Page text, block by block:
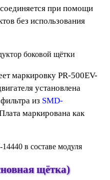
при помощи
без использования
маркировку PR-500EV-
установлена
из SMD-
маркирована как
щётка)